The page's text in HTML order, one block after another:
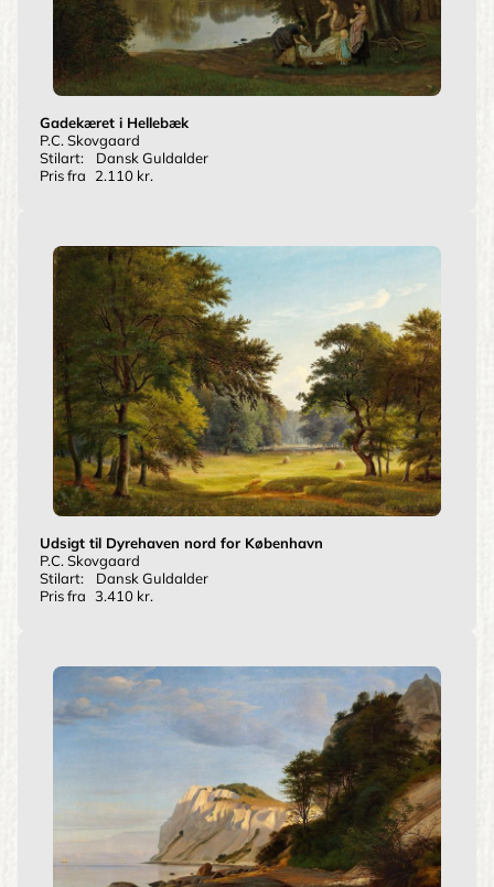
Gadekæret i Hellebæk
P.C. Skovgaard
Stilart:
Dansk Guldalder
Pris fra
2.110 kr.
Udsigt til Dyrehaven nord for København
P.C. Skovgaard
Stilart:
Dansk Guldalder
Pris fra 3.410 kr.